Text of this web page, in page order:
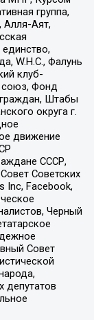
группа,
Алля-Аят,
W.H.С., Фалунь
клуб-
союз, Фонд
Штабы
округа г.
движение
СССР,
Советских
Inc, Facebook,
Черный
Совет
депутатов